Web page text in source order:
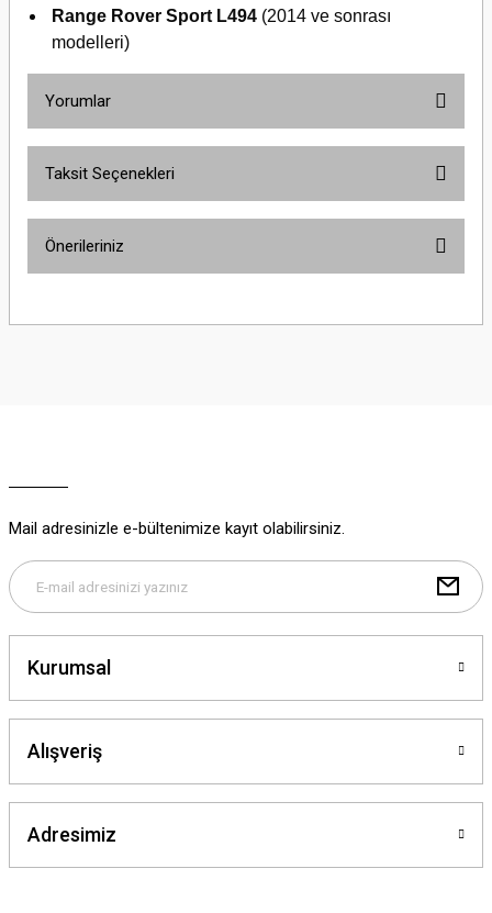
Range Rover Sport L494 (2014 ve sonrası
modelleri)
Yorumlar
Taksit Seçenekleri
Önerileriniz
yetersiz gördüğünüz noktaları öneri formunu kullanarak tarafımıza
Bu ürüne benzer farklı alternatifler olmalı.
Mail adresinizle e-bültenimize kayıt olabilirsiniz.
Kurumsal
Alışveriş
Adresimiz